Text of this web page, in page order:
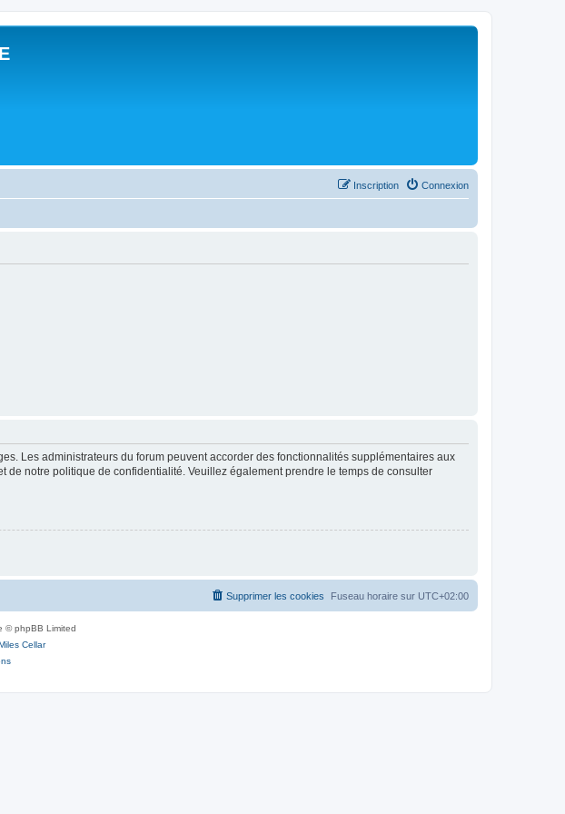
Connexion
Inscription
Les administrateurs du forum peuvent accorder des fonctionnalités supplémentaires aux
de notre politique de confidentialité. Veuillez également prendre le temps de consulter
Fuseau horaire sur UTC+02:00
Supprimer les cookies
© phpBB Limited
Cellar